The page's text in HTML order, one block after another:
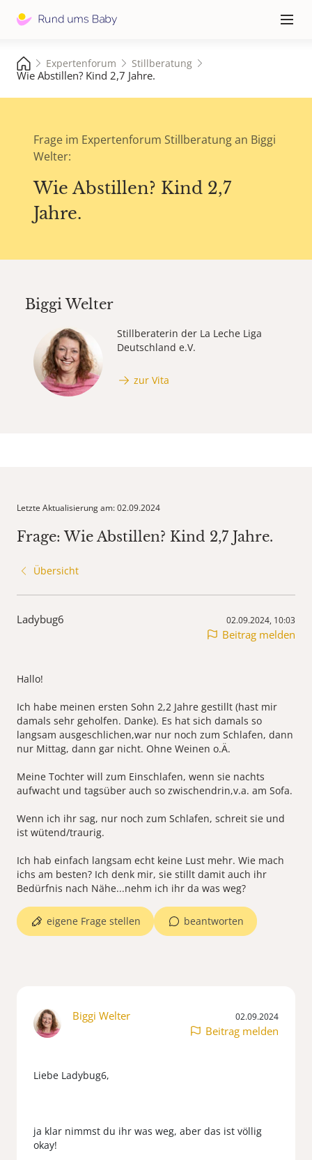
≡
Expertenforum Stillberatung
Wie Abstillen? Kind 2,7 Jahre.
Frage im Expertenforum Stillberatung an Biggi
Welter:
Wie Abstillen? Kind 2,7
Jahre.
Biggi Welter
Stillberaterin der La Leche Liga
Deutschland e.V.
zur Vita
Letzte Aktualisierung am: 02.09.2024
Frage: Wie Abstillen? Kind 2,7 Jahre.
Übersicht
Ladybug6 02.09.2024, 10:03
Beitrag melden
Hallo!
Ich habe meinen ersten Sohn 2,2 Jahre gestillt (hast mir
damals sehr geholfen. Danke). Es hat sich damals so
langsam ausgeschlichen,war nur noch zum Schlafen, dann
nur Mittag, dann gar nicht. Ohne Weinen o.Ä.
Meine Tochter will zum Einschlafen, wenn sie nachts
aufwacht und tagsüber auch so zwischendrin,v.a. am Sofa.
Wenn ich ihr sag, nur noch zum Schlafen, schreit sie und
ist wütend/traurig.
Ich hab einfach langsam echt keine Lust mehr. Wie mach
ichs am besten? Ich denk mir, sie stillt damit auch ihr
beantworten
eigene Frage stellen
Biggi Welter 02.09.2024
Beitrag melden
Liebe Ladybug6,
ja klar nimmst du ihr was weg, aber das ist völlig
okay!